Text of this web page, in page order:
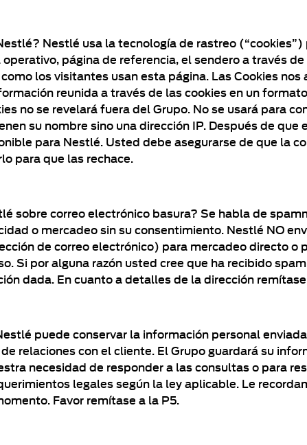
Nestlé usa la tecnología de rastreo (“cookies”)
página de referencia, el sendero a través
los visitantes usan esta página. Las Cookies nos
reunida a través de las cookies en un
no se revelará fuera del Grupo. No se usará para
su nombre sino una dirección IP. Después de que
para Nestlé. Usted debe asegurarse de que la
para que las rechace.
sobre correo electrónico basura? Se habla de
o mercadeo sin su consentimiento. Nestlé NO
de correo electrónico) para mercadeo directo o
Si por alguna razón usted cree que ha recibido
dada. En cuanto a detalles de la dirección
puede conservar la información personal
relaciones con el cliente. El Grupo guardará su
necesidad de responder a las consultas o para
legales según la ley aplicable. Le
Favor remítase a la P5.